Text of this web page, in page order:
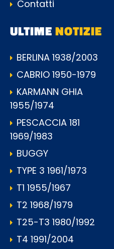
Contatti
ULTIMENOTIZIE
BERLINA 1938/2003
CABRIO 1950-1979
KARMANN GHIA
1955/1974
PESCACCIA 181
1969/1983
BUGGY
TYPE 3 1961/1973
T1 1955/1967
T2 1968/1979
T25-T3 1980/1992
T4 1991/2004